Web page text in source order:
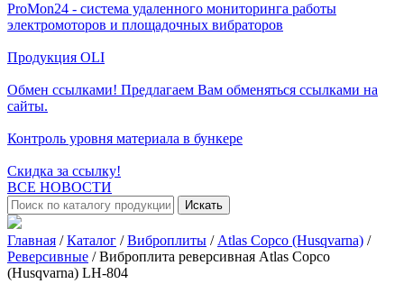
ProMon24 - система удаленного мониторинга работы
электромоторов и площадочных вибраторов
Продукция OLI
Обмен ссылками! Предлагаем Вам обменяться ссылками на
сайты.
Контроль уровня материала в бункере
Скидка за ссылку!
ВСЕ НОВОСТИ
Искать
Главная / Каталог / Виброплиты / Atlas Copco (Husqvarna) /
Реверсивные / Виброплита реверсивная Atlas Copco
(Husqvarna) LH-804